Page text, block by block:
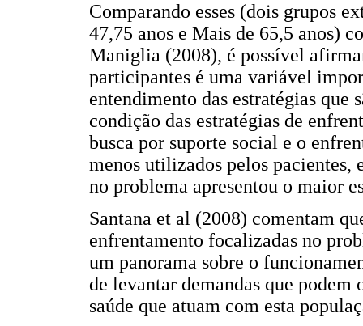
Comparando esses (dois grupos
47,75 anos e Mais de 65,5 anos)
Maniglia (2008), é possível
participantes é uma variável
entendimento das estratégias
condição das estratégias de
busca por suporte social e o
menos utilizados pelos pacientes,
no problema apresentou o maior
Santana et al (2008) comentam
enfrentamento focalizadas no
um panorama sobre o
de levantar demandas que
saúde que atuam com esta